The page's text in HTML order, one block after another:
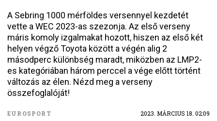
A Sebring 1000 mérföldes versennyel kezdetét
vette a WEC 2023-as szezonja. Az első verseny
máris komoly izgalmakat hozott, hiszen az első két
helyen végző Toyota között a végén alig 2
másodperc különbség maradt, miközben az LMP2-
es kategóriában három perccel a vége előtt történt
változás az élen. Nézd meg a verseny
összefoglalóját!
EUROSPORT 2023. MÁRCIUS 18. 02:09